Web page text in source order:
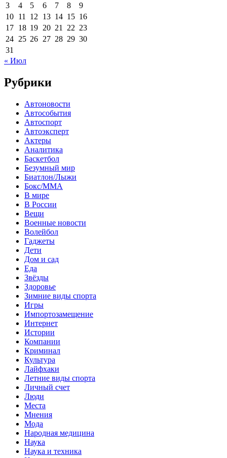
3
4 5 6 7 8
9
10 11 12 13 14 15 16
17 18 19 20 21 22 23
24 25 26 27 28 29 30
31
« Июл
Рубрики
Автоновости
Автособытия
Автоспорт
Автоэксперт
Актеры
Аналитика
Баскетбол
Безумный мир
Биатлон/Лыжи
Бокс/MMA
В мире
В России
Вещи
Военные новости
Волейбол
Гаджеты
Дети
Дом и сад
Еда
Звёзды
Здоровье
Зимние виды спорта
Игры
Импортозамещение
Интернет
Истории
Компании
Криминал
Культура
Лайфхаки
Летние виды спорта
Личный счет
Люди
Места
Мнения
Мода
Народная медицина
Наука
Наука и техника